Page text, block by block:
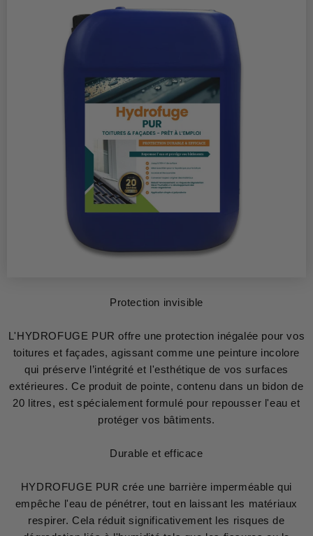
Protection invisible
L'HYDROFUGE PUR offre une protection inégalée pour vos
toitures et façades, agissant comme une peinture incolore
qui préserve l’intégrité et l'esthétique de vos surfaces
extérieures. Ce produit de pointe, contenu dans un bidon de
20 litres, est spécialement formulé pour repousser l'eau et
protéger vos bâtiments.
Durable et efficace
HYDROFUGE PUR crée une barrière imperméable qui
empêche l'eau de pénétrer, tout en laissant les matériaux
respirer. Cela réduit significativement les risques de